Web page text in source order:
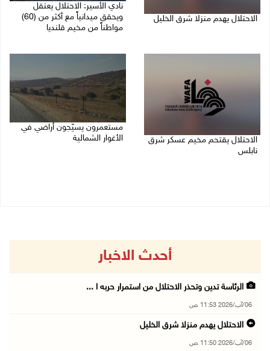
الاحتلال يهدم منزلا شرق الخليل
نادي الأسير: الاحتلال يعتقل
ويحقق ميدانياً مع أكثر من (60)
مواطناً من مخيم قلنديا
الاحتلال يقتحم مخيم عسكر شرق
نابلس
مستعمرون يسيّجون أراضي في
الأغوار الشمالية
أحدث الاخبار
الرئاسة تدين وتحذر الاحتلال من استمرار حربه ا ...
06/آب/2026 11:53 ص
الاحتلال يهدم منزلا شرق الخليل
06/آب/2026 11:50 ص